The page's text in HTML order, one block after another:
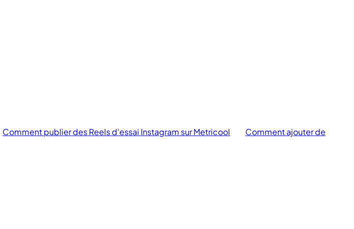
Comment publier des Reels d'essai Instagram sur Metricool
Comment ajouter de